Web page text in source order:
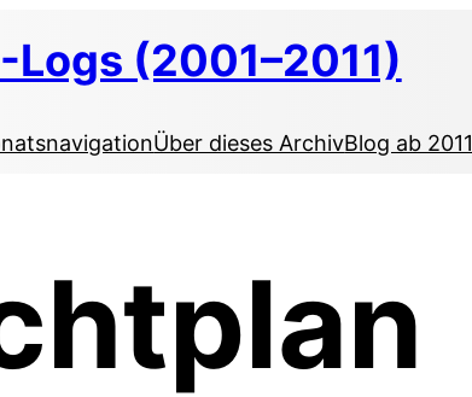
(2001–2011)
Über dieses ArchivBlog ab 2011